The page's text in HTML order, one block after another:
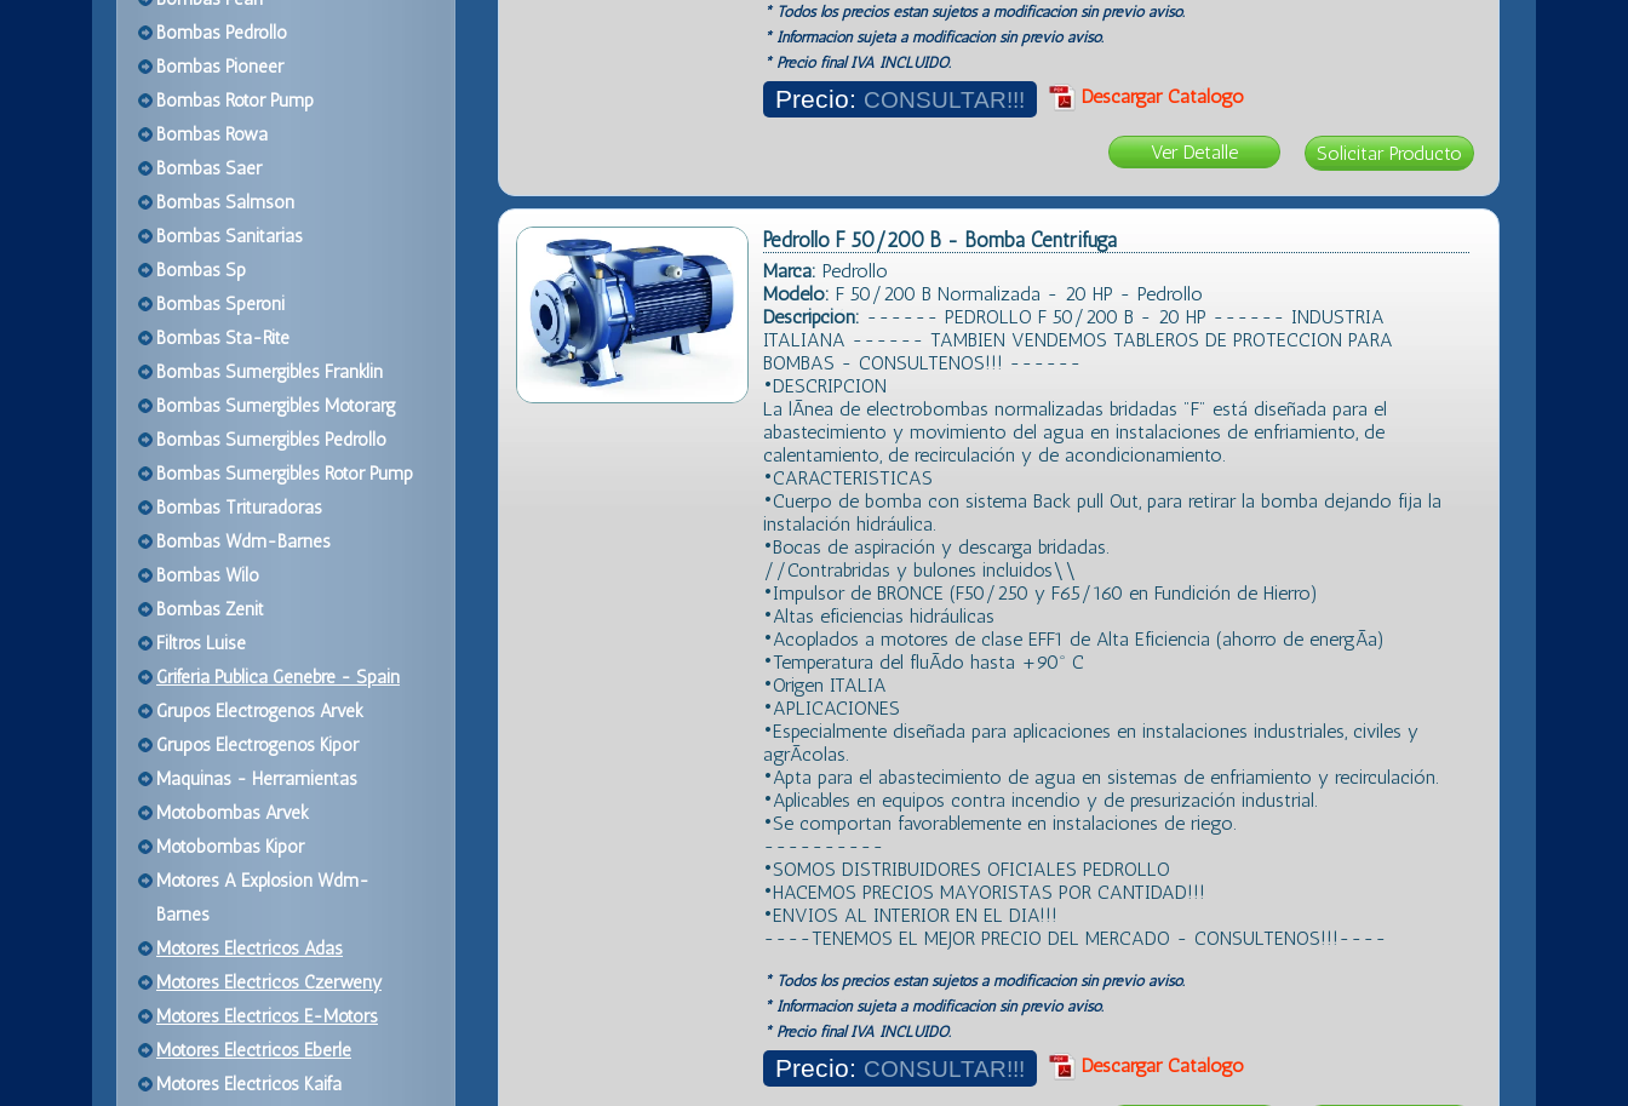
Bombas Pedrollo
Bombas Pioneer
Bombas Rotor Pump
Bombas Rowa
Bombas Saer
Bombas Salmson
Bombas Sanitarias
Bombas Sp
Bombas Speroni
Bombas Sta-Rite
Bombas Sumergibles Franklin
Bombas Sumergibles Motorarg
Bombas Sumergibles Pedrollo
Bombas Sumergibles Rotor Pump
Bombas Trituradoras
Bombas Wdm-Barnes
Bombas Wilo
Bombas Zenit
Filtros Luise
Griferia Publica Genebre - Spain
Grupos Electrogenos Arvek
Grupos Electrogenos Kipor
Maquinas - Herramientas
Motobombas Arvek
Motobombas Kipor
Motores A Explosion Wdm-
Barnes
Motores Electricos Adas
Motores Electricos Czerweny
Motores Electricos E-Motors
Motores Electricos Eberle
Motores Electricos Kaifa
* Todos los precios estan sujetos a modificación sin previo aviso.
* Información sujeta a modificación sin previo aviso.
* Precio final IVA INCLUIDO.
Precio: CONSULTAR!!! Descargar Catálogo
Ver Detalle
Pedrollo F 50/200 B - Bomba Centrifuga
Marca: Pedrollo
Modelo: F 50/200 B Normalizada - 20 HP - Pedrollo
Descripción: ------ PEDROLLO F 50/200 B - 20 HP ------ INDUSTRIA
ITALIANA ------ TAMBIEN VENDEMOS TABLEROS DE PROTECCION PARA
BOMBAS - CONSULTENOS!!! ------
•DESCRIPCION
La lÃ­nea de electrobombas normalizadas bridadas "F" está diseñada para el
abastecimiento y movimiento del agua en instalaciones de enfriamiento, de
calentamiento, de recirculación y de acondicionamiento.
•CARACTERISTICAS
•Cuerpo de bomba con sistema Back pull Out, para retirar la bomba dejando fija la
instalación hidráulica.
•Bocas de aspiración y descarga bridadas.
//Contrabridas y bulones incluidos\\
•Impulsor de BRONCE (F50/250 y F65/160 en Fundición de Hierro)
•Altas eficiencias hidráulicas
•Acoplados a motores de clase EFF1 de Alta Eficiencia (ahorro de energÃ­a)
•Temperatura del fluÃ­do hasta +90º C
•Origen ITALIA
•APLICACIONES
•Especialmente diseñada para aplicaciones en instalaciones industriales, civiles y
agrÃ­colas.
•Apta para el abastecimiento de agua en sistemas de enfriamiento y recirculación.
•Aplicables en equipos contra incendio y de presurización industrial.
•Se comportan favorablemente en instalaciones de riego.
----------
•SOMOS DISTRIBUIDORES OFICIALES PEDROLLO
•HACEMOS PRECIOS MAYORISTAS POR CANTIDAD!!!
•ENVIOS AL INTERIOR EN EL DIA!!!
----TENEMOS EL MEJOR PRECIO DEL MERCADO - CONSULTENOS!!!----
* Todos los precios estan sujetos a modificación sin previo aviso.
* Información sujeta a modificación sin previo aviso.
* Precio final IVA INCLUIDO.
Precio: CONSULTAR!!! Descargar Catálogo